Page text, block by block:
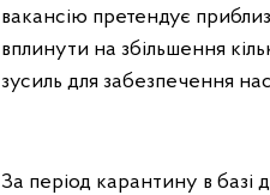
вакансію претендує
вплинути на збільшення
зусиль для забезпечення
За період карантину в базі